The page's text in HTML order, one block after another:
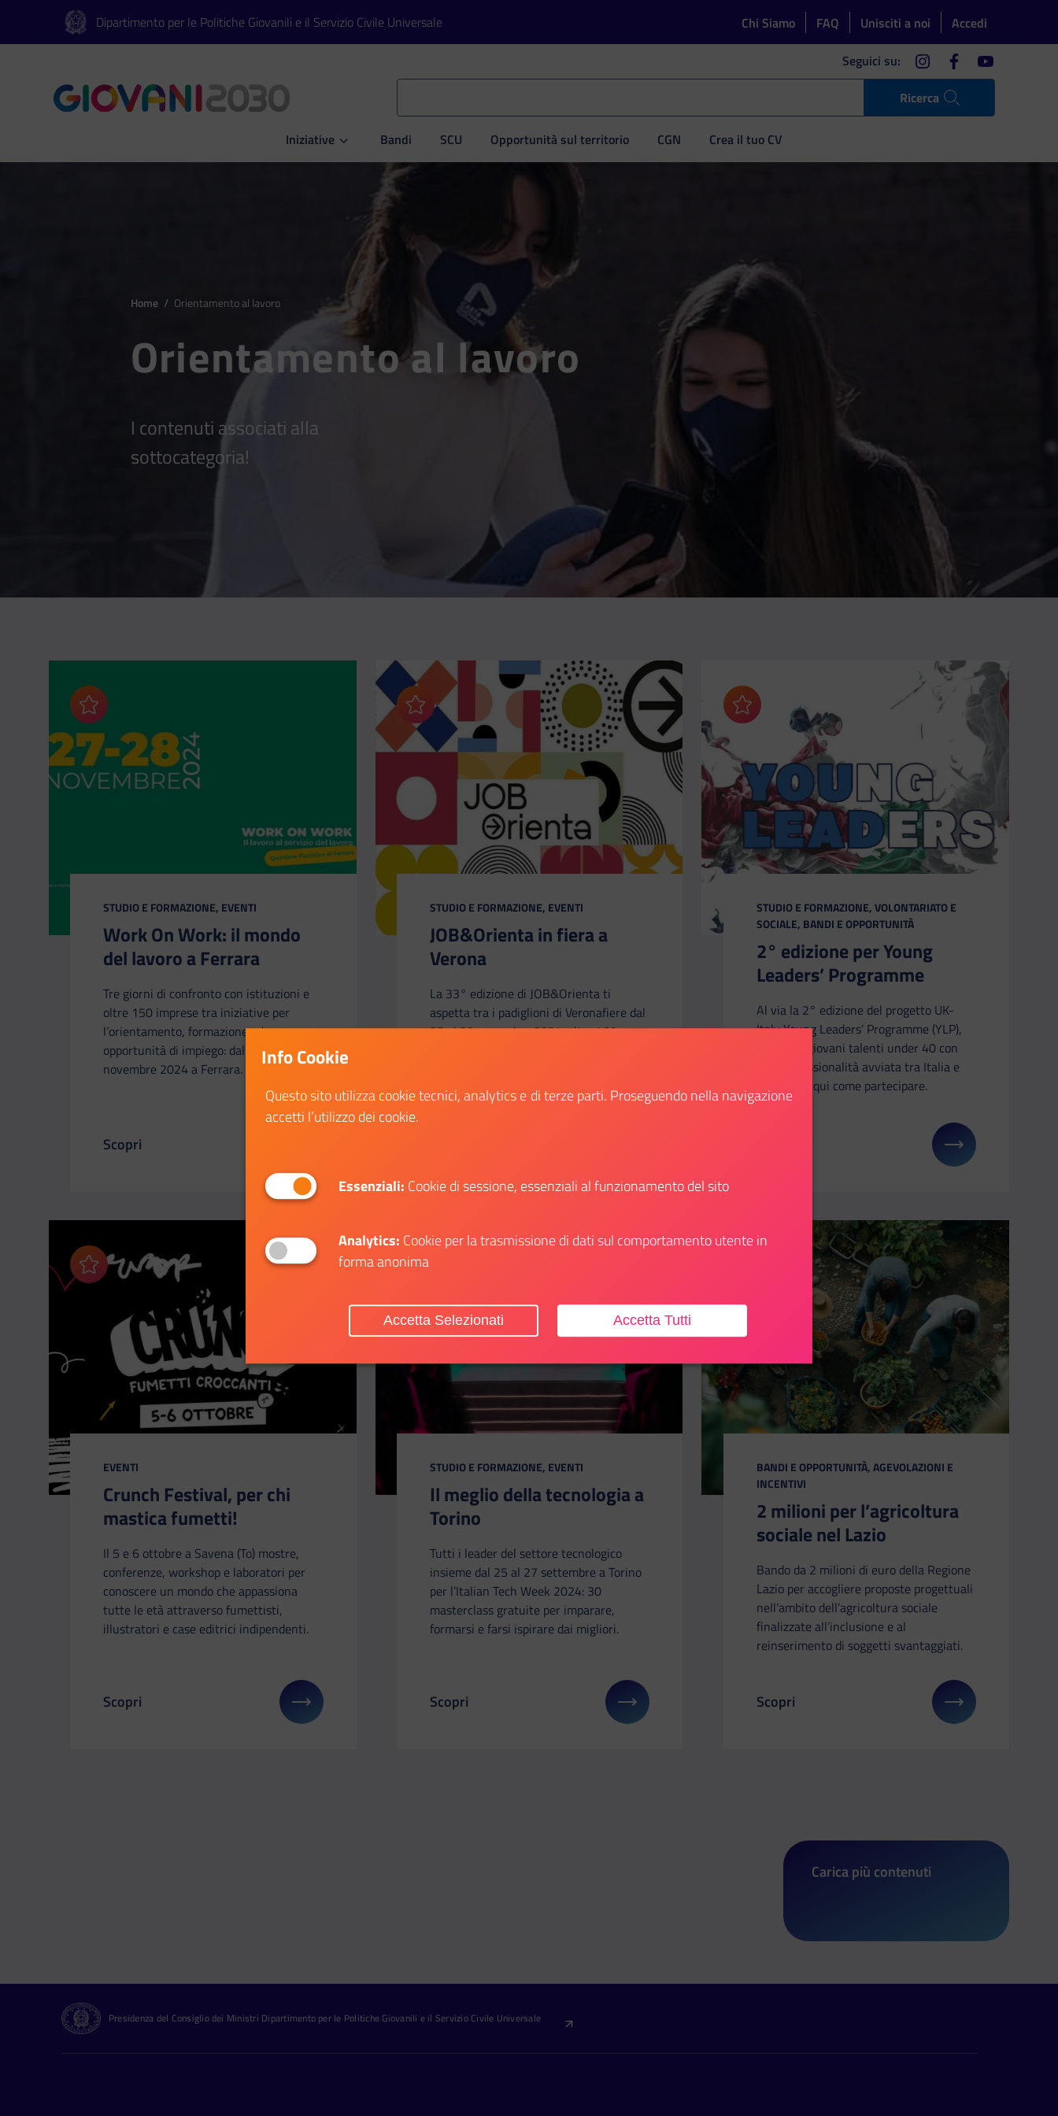
Vai al contenuto principale
Vai al footer Dipartimento per le Politiche Giovanili e il Servizio Civile Universale Chi Siamo FAQ Unisciti a noi Accedi
Ricerca
Seguici su: instagramfacebookyoutube
Iniziative
Apri Iniziative Bandi SCU Opportunità sul territorio CGN Crea il tuo CV
Home / Orientamento al lavoro
Orientamento al lavoro
I contenuti associati alla
sottocategoria!
Aggiungi ai preferiti
CATEGORIA:
STUDIO E FORMAZIONE, EVENTI
Work On Work: il mondo
del lavoro a Ferrara
Tre giorni di confronto con istituzioni e
oltre 150 imprese tra iniziative per
l’orientamento, formazione ed
opportunità di impiego: dal 27 al 28
novembre 2024 a Ferrara.
Il link ti porterà ad avere maggiori dettagli su: Work On Work: il mondo del lavoro a Ferrara
Scopri
Aggiungi ai preferiti
CATEGORIA:
STUDIO E FORMAZIONE, EVENTI
JOB&Orienta in fiera a
Verona
La 33° edizione di JOB&Orienta ti
aspetta tra i padiglioni di Veronafiere dal
27 al 30 novembre 2024: oltre 400
lavoro.
Aggiungi ai preferiti
CATEGORIA:
STUDIO E FORMAZIONE, VOLONTARIATO E
SOCIALE, BANDI E OPPORTUNITÀ
2° edizione per Young
Leaders’ Programme
Al via la 2° edizione del progetto UK-
Italy Young Leaders’ Programme (YLP),
rivolto ai giovani talenti under 40 con
una professionalità avviata tra Italia e
UK. Scopri qui come partecipare.
Il link ti porterà ad avere maggiori dettagli su: 2°
Aggiungi ai preferiti
CATEGORIA:
EVENTI
Crunch Festival, per chi
mastica fumetti!
Il 5 e 6 ottobre a Savena (To) mostre,
conferenze, workshop e laboratori per
conoscere un mondo che appassiona
tutte le età attraverso fumettisti,
illustratori e case editrici indipendenti.
Il link ti porterà ad avere maggiori dettagli su: Crunch Festival, per chi mastica fumetti!
Scopri
Aggiungi ai preferiti
CATEGORIA:
STUDIO E FORMAZIONE, EVENTI
Il meglio della tecnologia a
Torino
Tutti i leader del settore tecnologico
insieme dal 25 al 27 settembre a Torino
per l’Italian Tech Week 2024: 30
masterclass gratuite per imparare,
formarsi e farsi ispirare dai migliori.
Il link ti porterà ad avere maggiori dettagli su: Il meglio della tecnologia a Torino
Scopri
Aggiungi ai preferiti
CATEGORIA:
BANDI E OPPORTUNITÀ, AGEVOLAZIONI E
INCENTIVI
2 milioni per l’agricoltura
sociale nel Lazio
Bando da 2 milioni di euro della Regione
Lazio per accogliere proposte progettuali
nell’ambito dell’agricoltura sociale
finalizzate all’inclusione e al
reinserimento di soggetti svantaggiati.
Il link ti porterà ad avere maggiori dettagli su: 2
Scopri
Carica più contenuti
Presidenza del Consiglio dei Ministri Dipartimento per le Politiche Giovanili e il Servizio Civile Universale
Info Cookie
Questo sito utilizza cookie tecnici, analytics e di terze parti. Proseguendo nella navigazione
accetti l’utilizzo dei cookie.
Essenziali: Cookie di sessione, essenziali al funzionamento del sito
Analytics: Cookie per la trasmissione di dati sul comportamento utente in
forma anonima
Accetta Tutti
Accetta Selezionati